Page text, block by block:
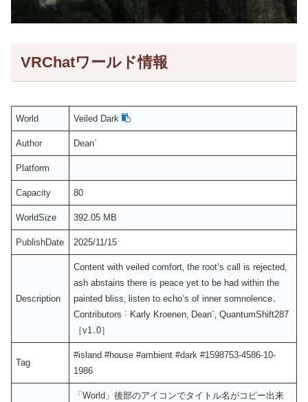
VRChatワールド情報
World Veiled Dark
Author Dean`
Platform
Capacity 80
WorldSize 392.05 MB
PublishDate 2025/11/15
Description
Content with veiled comfort‚ the root’s call is rejected‚
ash abstains there is peace yet to be had within the
painted bliss‚ listen to echo’s of inner somnolence․
Contributors ˸ Karly Kroenen‚ Dean`‚ QuantumShift287
［v1․0］
Tag
#island #house #ambient #dark #1598753-4586-10-
1986
「World」後部のアイコンでタイトル名がコピー出来